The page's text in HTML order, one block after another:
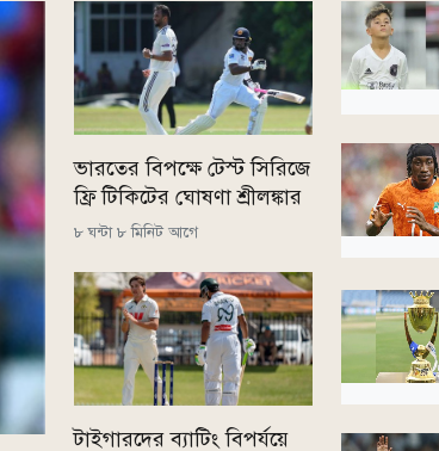
ভারতের বিপক্ষে টেস্ট সিরিজে
ফ্রি টিকিটের ঘোষণা শ্রীলঙ্কার
৮ ঘন্টা ৮ মিনিট আগে
টাইগারদের ব্যাটিং বিপর্যয়ে